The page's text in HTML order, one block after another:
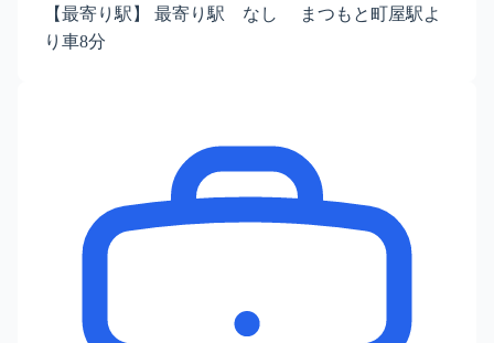
【最寄り駅】 最寄り駅 なし まつもと町屋駅よ
り車8分